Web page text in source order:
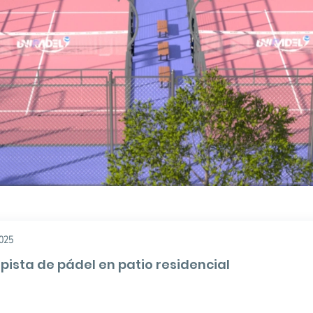
le ofrece servicios integrales de construcción y
pista de pádel en patio residencial